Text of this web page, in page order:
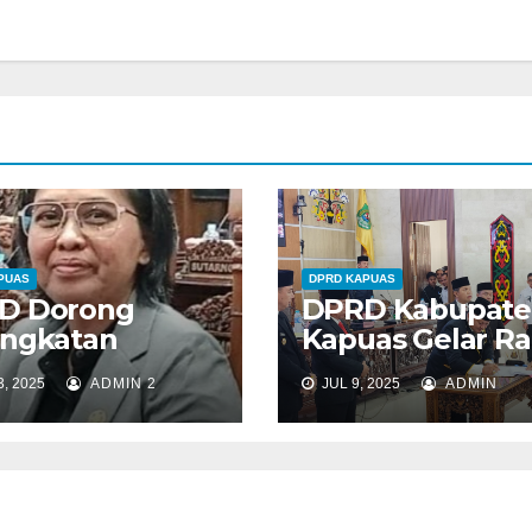
Dorong
di
2025 ADMIN 2
DPRD KAPUAS
DPRD
Kapuas Gelar
Paripurna Ke –
JUL 9, 2025 ADMIN